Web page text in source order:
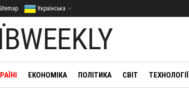
Українська
ЕКОНОМІКА ПОЛІТИКА СВІТ ТЕХНОЛОГІЇ